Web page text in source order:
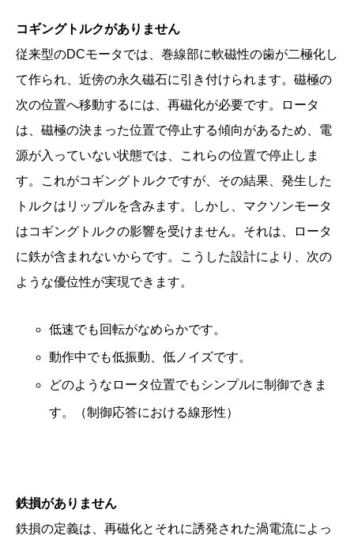
コギングトルクがありません
従来型のDCモータでは、巻線部に軟磁性の歯が二極化し
て作られ、近傍の永久磁石に引き付けられます。磁極の
次の位置へ移動するには、再磁化が必要です。ロータ
は、磁極の決まった位置で停止する傾向があるため、電
源が入っていない状態では、これらの位置で停止しま
す。これがコギングトルクですが、その結果、発生した
トルクはリップルを含みます。しかし、マクソンモータ
はコギングトルクの影響を受けません。それは、ロータ
に鉄が含まれないからです。こうした設計により、次の
ような優位性が実現できます。
低速でも回転がなめらかです。
動作中でも低振動、低ノイズです。
どのようなロータ位置でもシンプルに制御できま
す。（制御応答における線形性）
鉄損がありません
鉄損の定義は、再磁化とそれに誘発された渦電流によっ